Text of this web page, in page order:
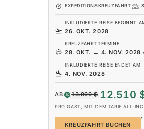
EXPEDITIONSKREUZFAHRT
INKLUDIERTE REISE BEGINNT
26. OKT. 2028
KREUZFAHRTTERMINE
28. OKT. → 4. NOV. 2028
INKLUDIERTE REISE ENDET AM
4. NOV. 2028
AB 13.900 $ 12.510
PRO GAST, MIT DEM TARIF ALL-
KREUZFAHRT BUCHEN